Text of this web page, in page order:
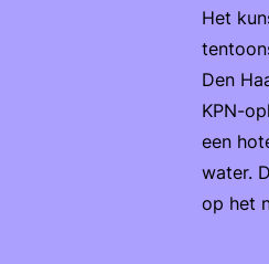
Het
Den
KPN-
een
water.
op het